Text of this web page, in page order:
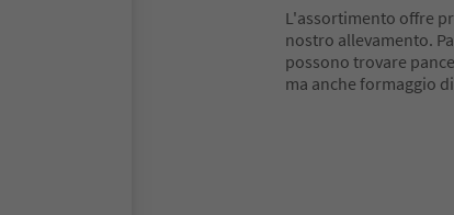
L'assortimento offre
nostro allevamento.
possono trovare
ma anche formaggio